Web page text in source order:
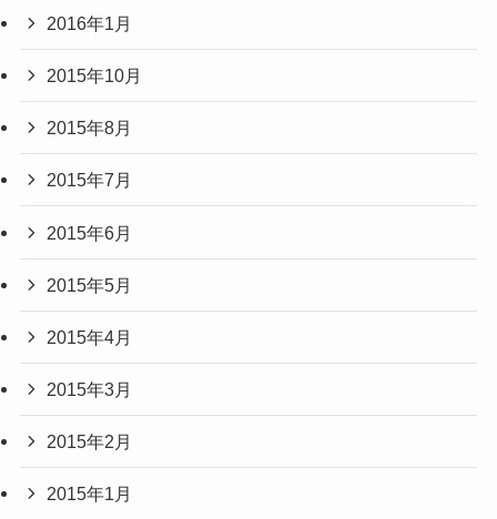
2016年1月
2015年10月
2015年8月
2015年7月
2015年6月
2015年5月
2015年4月
2015年3月
2015年2月
2015年1月